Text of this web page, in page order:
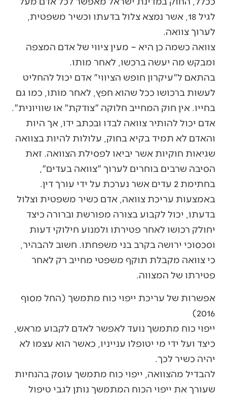
לגיל 18, אשר נמצא צלול בדעתו וכשיר משפטית,
לערוך צוואה.
צוואה כשמה כן היא – מעין ציווי של אדם המצפה
ומבקש מה יעשה ברכשו, לאחר מותו.
בהתאם ל"עיקרון חופש הציווי" אדם יכול להחליט
לעשות ברכושו ככל שהוא חפץ, לאחר מותו, כמו גם
בחייו. אין חוק המחייב חלוקה "צודקת" או שוויונית".
אדם יכול להותיר צוואה לבדו ובכתב ידו, אך היות
והאדם לא תמיד בקיא בחוק, עלולות להיות בצוואה
שגיאות חוקיות אשר יביאו לפסילת הצוואה. זאת
הסיבה שרבים בוחרים לערוך "צוואה בעדים",
בחתימת 2 עדים אשר נערכת על ידי עורך דין.
באמצעות עריכת צוואה, אדם כשיר משפטית וצלול
בדעתו, יכול לקבוע בצורה מפורשת וברורה כיצד
יחולק רכושו לאחר פטירתו ולמנוע חילוקי דעות
וסכסוכי ירושה בקרב בני משפחתו. חשוב להבהיר,
כי צוואה מקבלת תוקף משפטי מחייב רק לאחר
פטירתו של המצווה.
אפשרות של עריכת ייפוי כוח מתמשך (החל מסוף
2016)
ייפוי כוח מתמשך נועד לאפשר לאדם לקבוע מראש,
כיצד ועל ידי מי יטופלו ענייניו, כאשר הוא עצמו לא
יהיה כשיר לכך.
להבדיל מהצוואה, ייפוי כוח מתמשך עוסק בהנחיות
שעורך את ייפוי הכוח המתמשך נותן לגבי טיפול